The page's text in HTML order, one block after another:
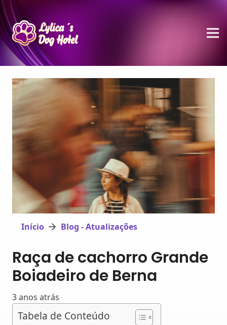
Início Blog - Atualizações
Raça de cachorro Grande
Boiadeiro de Berna
3 anos atrás
Tabela de Conteúdo